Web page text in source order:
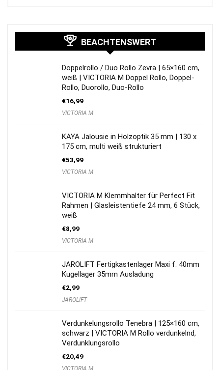
BEACHTENSWERT
Doppelrollo / Duo Rollo Zevra | 65×160 cm,
weiß | VICTORIA M Doppel Rollo, Doppel-
Rollo, Duorollo, Duo-Rollo
€16,99
VICTORIA M
KAYA Jalousie in Holzoptik 35 mm | 130 x
175 cm, multi weiß strukturiert
€53,99
VICTORIA M
VICTORIA M Klemmhalter für Perfect Fit
Rahmen | Glasleistentiefe 24 mm, 6 Stück,
weiß
€8,99
VICTORIA M
JAROLIFT Fertigkastenlager Maxi f. 40mm
Kugellager 35mm Ausladung
€2,99
JAROLIFT
Verdunkelungsrollo Tenebra | 125×160 cm,
schwarz | VICTORIA M Rollo verdunkelnd,
Verdunklungsrollo
€20,49